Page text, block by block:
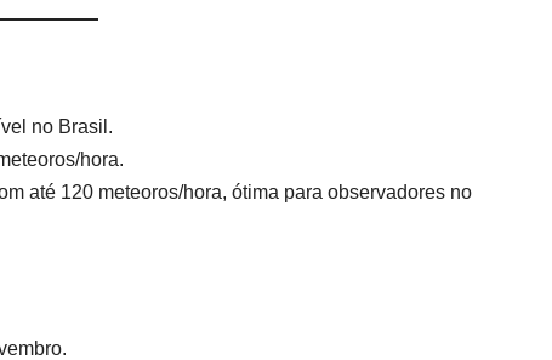
no Brasil.
hora.
até 120 meteoros/hora, ótima para observadores no